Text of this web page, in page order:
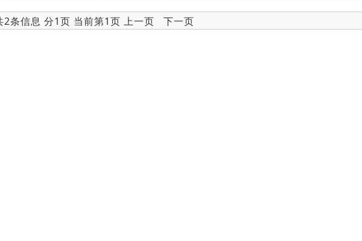
2条信息 分1页 当前第1页 上一页 下一页